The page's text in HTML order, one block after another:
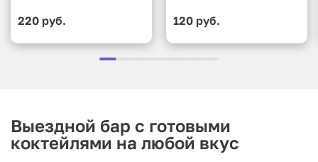
220 руб. 120 руб.
Выездной бар с готовыми
коктейлями на любой вкус